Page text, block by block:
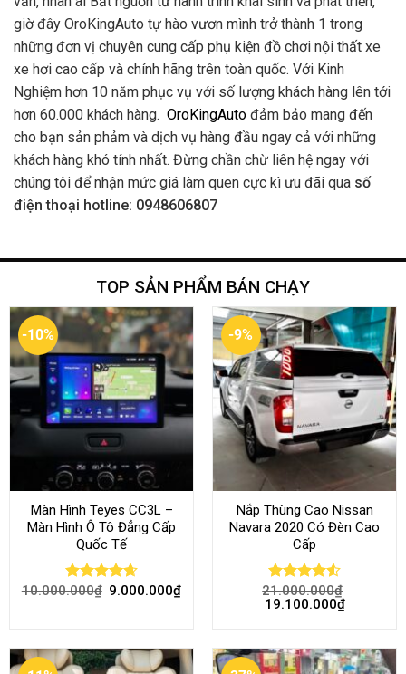
giờ đây OroKingAuto tự hào vươn mình trở thành 1 trong
những đơn vị chuyên cung cấp phụ kiện đồ chơi nội thất xe
xe hơi cao cấp và chính hãng trên toàn quốc. Với Kinh
Nghiệm hơn 10 năm phục vụ với số lượng khách hàng lên tới
hơn 60.000 khách hàng. OroKingAuto đảm bảo mang đến
cho bạn sản phảm và dịch vụ hàng đầu ngay cả với những
khách hàng khó tính nhất. Đừng chần chừ liên hệ ngay với
chúng tôi để nhận mức giá làm quen cực kì ưu đãi qua số
điện thoại hotline: 0948606807
TOP SẢN PHẨM BÁN CHẠY
-10%
Màn Hình Teyes CC3L –
Màn Hình Ô Tô Đẳng Cấp
Quốc Tế
Rated 4.68
10.000.000₫ 9.000.000₫
-9%
Nắp Thùng Cao Nissan
Navara 2020 Có Đèn Cao
Cấp
Rated4.52
out of 5
21.000.000₫
19.100.000₫